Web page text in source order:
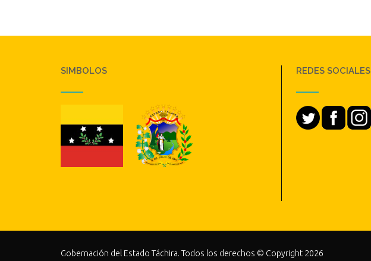
SIMBOLOS REDES SOCIALES
Gobernación del Estado Táchira. Todos los derechos © Copyright 2026